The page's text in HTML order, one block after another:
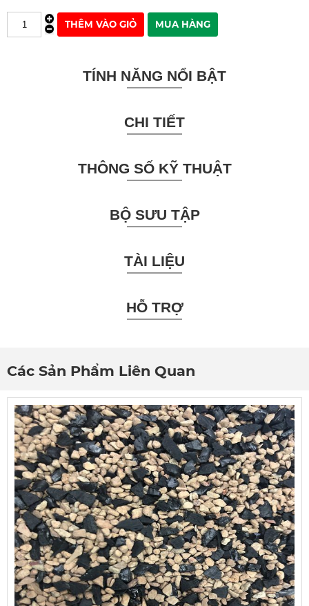
TÍNH NĂNG NỔI BẬT
CHI TIẾT
THÔNG SỐ KỸ THUẬT
BỘ SƯU TẬP
TÀI LIỆU
HỖ TRỢ
Các Sản Phẩm Liên Quan